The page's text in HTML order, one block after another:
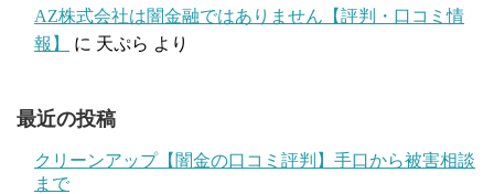
AZ株式会社は闇金融ではありません【評判・口コミ情
報】
に 天ぷら より
最近の投稿
クリーンアップ【闇金の口コミ評判】手口から被害相談
まで